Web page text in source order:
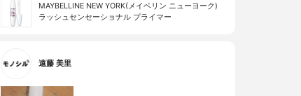
MAYBELLINE NEW YORK(メイベリン ニューヨーク)
ラッシュセンセーショナル プライマー
遠藤 美里